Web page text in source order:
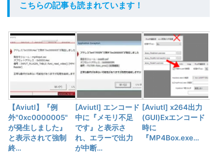
こちらの記事も読まれています！
【Aviutl】『例
外"0xc0000005"
が発生しました』
と表示されて強制
終…
[Aviutl] エンコード
中に『メモリ不足
です』と表示さ
れ、エラーで出力
が中断…
[Aviutl] x264出力
(GUI)Exエンコード
時に
『MP4Box.exe…